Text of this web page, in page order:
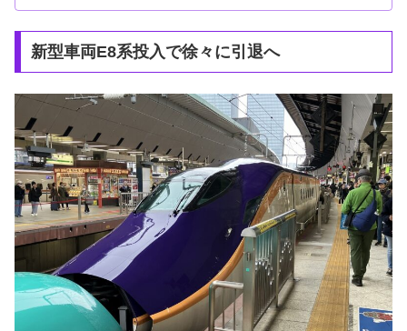
新型車両E8系投入で徐々に引退へ